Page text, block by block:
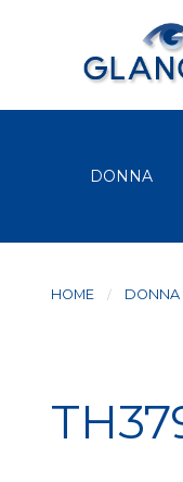
DONNA
HOME DONNA